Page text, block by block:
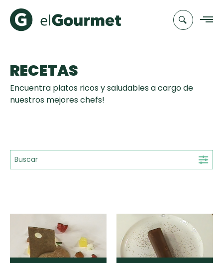
Hot Pancakes
mi Papá
Key Lime Pie
Cupcakes y
Muffins
30 min
Todas las
recetas
Chefs
Novedades
RECETAS
Encuentra platos ricos y saludables a cargo de
nuestros mejores chefs!
35' +35'
Ingrediente